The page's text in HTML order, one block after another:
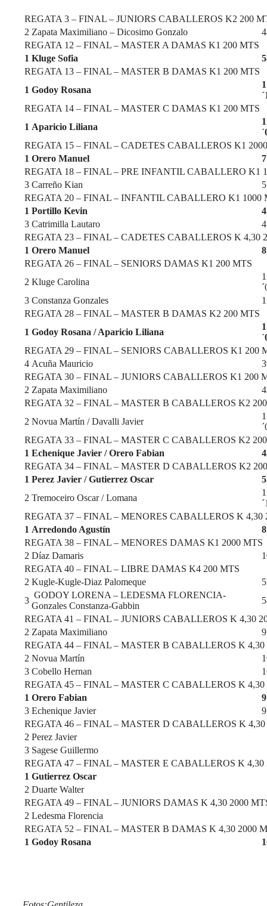
REGATA 3 – FINAL – JUNIORS CABALLEROS K2 200
2 Zapata Maximiliano – Dicosimo Gonzalo
REGATA 12 – FINAL – MASTER A DAMAS K1 200 MTS
1 Kluge Sofia
REGATA 13 – FINAL – MASTER B DAMAS K1 200 MTS
1 Godoy Rosana
1
REGATA 14 – FINAL – MASTER C DAMAS K1 200 MTS
1 Aparicio Liliana
1
REGATA 15 – FINAL – CADETES CABALLEROS K1
1 Orero Manuel
REGATA 18 – FINAL – PRE INFANTIL CABALLERO K1
3 Carreño Kian
REGATA 20 – FINAL – INFANTIL CABALLERO K1 1000
1 Portillo Kevin
3 Catrimilla Lautaro
REGATA 23 – FINAL – CADETES CABALLEROS K 4,30
1 Orero Manuel
REGATA 26 – FINAL – SENIORS DAMAS K1 200 MTS
2 Kluge Carolina
1
3 Constanza Gonzales
REGATA 28 – FINAL – MASTER B DAMAS K2 200 MTS
1 Godoy Rosana / Aparicio Liliana
1
REGATA 29 – FINAL – SENIORS CABALLEROS K1 200
4 Acuña Mauricio
REGATA 30 – FINAL – JUNIORS CABALLEROS K1 200
2 Zapata Maximiliano
REGATA 32 – FINAL – MASTER B CABALLEROS K2
2 Novua Martín / Davalli Javier
1
REGATA 33 – FINAL – MASTER C CABALLEROS K2
1 Echenique Javier / Orero Fabian
REGATA 34 – FINAL – MASTER D CABALLEROS K2
1 Perez Javier / Gutierrez Oscar
2 Tremoceiro Oscar / Lomana
1
REGATA 37 – FINAL – MENORES CABALLEROS K 4,30
1 Arredondo Agustín
REGATA 38 – FINAL – MENORES DAMAS K1 2000 MTS
2 Díaz Damaris
REGATA 40 – FINAL – LIBRE DAMAS K4 200 MTS
2 Kugle-Kugle-Diaz Palomeque
3
GODOY LORENA – LEDESMA FLORENCIA-
Gonzales Constanza-Gabbin
REGATA 41 – FINAL – JUNIORS CABALLEROS K 4,30
2 Zapata Maximiliano
REGATA 44 – FINAL – MASTER B CABALLEROS K 4,30
2 Novua Martín
3 Cobello Hernan
REGATA 45 – FINAL – MASTER C CABALLEROS K 4,30
1 Orero Fabian
3 Echenique Javier
REGATA 46 – FINAL – MASTER D CABALLEROS K 4,30
2 Perez Javier
3 Sagese Guillermo
REGATA 47 – FINAL – MASTER E CABALLEROS K 4,30
1 Gutierrez Oscar
2 Duarte Walter
REGATA 49 – FINAL – JUNIORS DAMAS K 4,30 2000
2 Ledesma Florencia
REGATA 52 – FINAL – MASTER B DAMAS K 4,30 2000
1 Godoy Rosana